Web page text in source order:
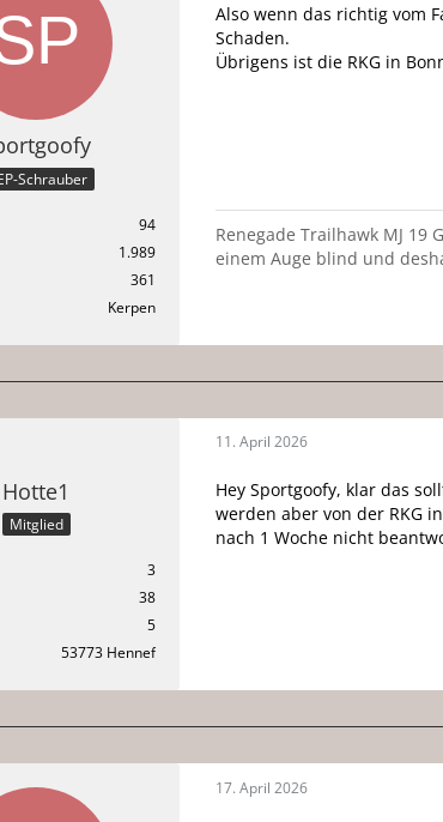
Schrauber
94
1.989
361
Kerpen
Also wenn das richtig vom
Schaden.
Übrigens ist die RKG in
Renegade Trailhawk MJ
einem Auge blind und
Hotte1
Mitglied
3
38
5
53773 Hennef
11. April 2026
Hey Sportgoofy, klar das
werden aber von der RKG
nach 1 Woche nicht
17. April 2026